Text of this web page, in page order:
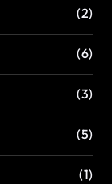
(2)
(6)
(3)
(5)
(1)